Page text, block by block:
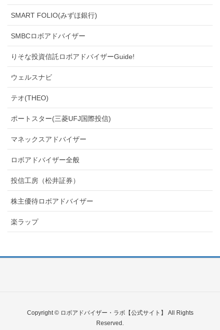
SMART FOLIO(みずほ銀行)
SMBCロボアドバイザー
りそな投資信託ロボアドバイザーGuide!
ウェルスナビ
テオ(THEO)
ポートスター(三菱UFJ国際投信)
マネックスアドバイザー
ロボアドバイザー全般
投信工房（松井証券）
株主優待ロボアドバイザー
楽ラップ
Copyright © ロボアドバイザー・ラボ【公式サイト】 All Rights
Reserved.